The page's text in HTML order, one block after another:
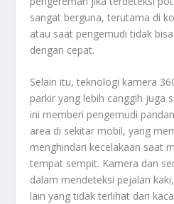
sangat berguna, terutama di
atau saat pengemudi tidak
dengan cepat.
Selain itu, teknologi kamera
parkir yang lebih canggih juga
ini memberi pengemudi
area di sekitar mobil, yang
menghindari kecelakaan saat
tempat sempit. Kamera dan
dalam mendeteksi pejalan
lain yang tidak terlihat dari